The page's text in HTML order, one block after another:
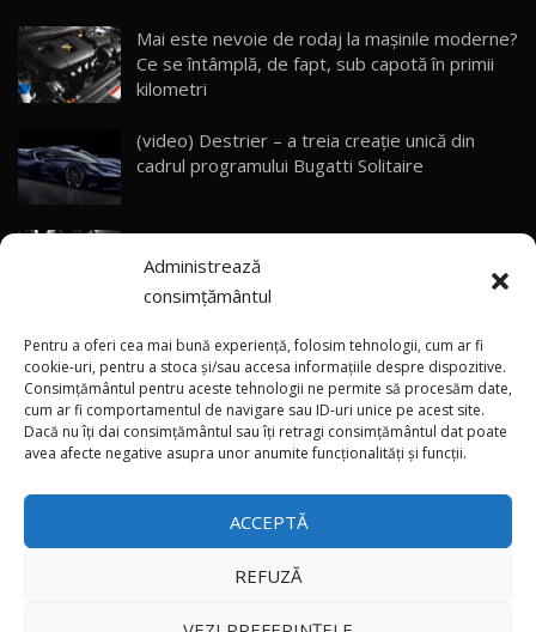
Administrează
consimțământul
Pentru a oferi cea mai bună experiență, folosim tehnologii, cum ar fi
cookie-uri, pentru a stoca și/sau accesa informațiile despre dispozitive.
Consimțământul pentru aceste tehnologii ne permite să procesăm date,
cum ar fi comportamentul de navigare sau ID-uri unice pe acest site.
Dacă nu îți dai consimțământul sau îți retragi consimțământul dat poate
avea afecte negative asupra unor anumite funcționalități și funcții.
ACCEPTĂ
REFUZĂ
29
ZEEKR 9X - PRIMUL TEST DRIVE ÎN ROMÂNĂ!
CUM SE CONDUCE?
33:40
30
Primele impresii despre BYD Seal U DM-i,
Sealion 7 și Seal 5 DM-i / Test Drive
AutoBlog.MD
13:56
Noul Volvo EX90 / Test Drive AutoBlog.MD
32:06
33
MG RX5 - își merită banii? / Test Drive
AutoBlog.MD
34
Noul DACIA DUSTER DIESEL! Primul test drive în
română
Noul Mercedes-Benz E 350 e - cât consumă?! /
Mai este nevoie de rodaj la mașinile moderne?
Ce se întâmplă, de fapt, sub capotă în primii
kilometri
(video) Destrier – a treia creație unică din
cadrul programului Bugatti Solitaire
(video) SRT prezintă tehnologia eBoost Air
care elimină decalajul turbo
ANRE: Detensionarea relativă a situației din
Golf influențează prețurile la carburanți în
Moldova
(foto/video) Imaginea zilei: Și în SUA polițiștii
uneori „stau în tufari”
×